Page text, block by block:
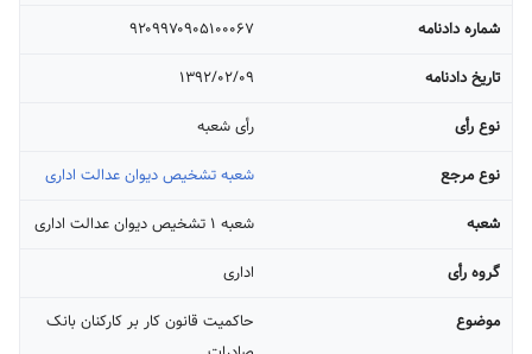
شماره دادنامه
۹۲۰۹۹۷۰۹۰۵۱۰۰۰۶۷
تاریخ دادنامه
۱۳۹۲/۰۲/۰۹
نوع رأی
رأی شعبه
نوع مرجع
شعبه تشخیص دیوان عدالت اداری
شعبه
شعبه ۱ تشخیص دیوان عدالت اداری
گروه رأی
اداری
موضوع
حاکمیت قانون کار بر کارکنان بانک